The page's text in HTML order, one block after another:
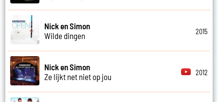
Nick en Simon
Wilde dingen
2015
Nick en Simon
Ze lijkt net niet op jou
2012